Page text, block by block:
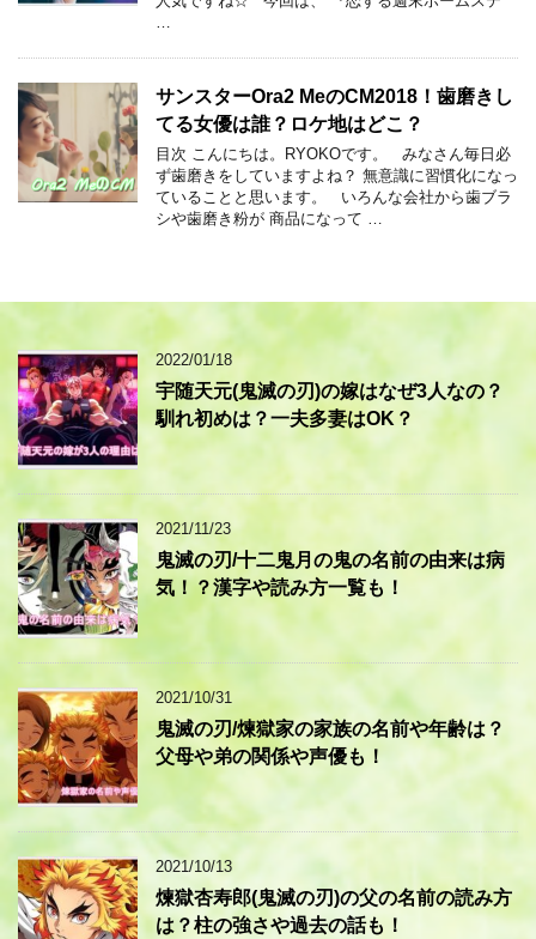
…
サンスターOra2 MeのCM2018！歯磨きし
てる女優は誰？ロケ地はどこ？
目次 こんにちは。RYOKOです。 みなさん毎日必
ず歯磨きをしていますよね？ 無意識に習慣化になっ
ていることと思います。 いろんな会社から歯ブラ
シや歯磨き粉が 商品になって …
2022/01/18
宇随天元(鬼滅の刃)の嫁はなぜ3人なの？
馴れ初めは？一夫多妻はOK？
2021/11/23
鬼滅の刃/十二鬼月の鬼の名前の由来は病
気！？漢字や読み方一覧も！
2021/10/31
鬼滅の刃/煉獄家の家族の名前や年齢は？
父母や弟の関係や声優も！
2021/10/13
煉獄杏寿郎(鬼滅の刃)の父の名前の読み方
は？柱の強さや過去の話も！